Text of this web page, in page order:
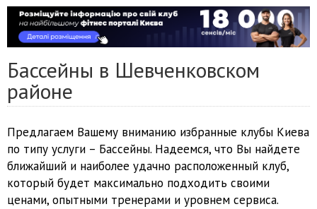
Бассейны в Шевченковском
районе
Предлагаем Вашему вниманию избранные клубы Киева
по типу услуги – Бассейны. Надеемся, что Вы найдете
ближайший и наиболее удачно расположенный клуб,
который будет максимально подходить своими
ценами, опытными тренерами и уровнем сервиса.